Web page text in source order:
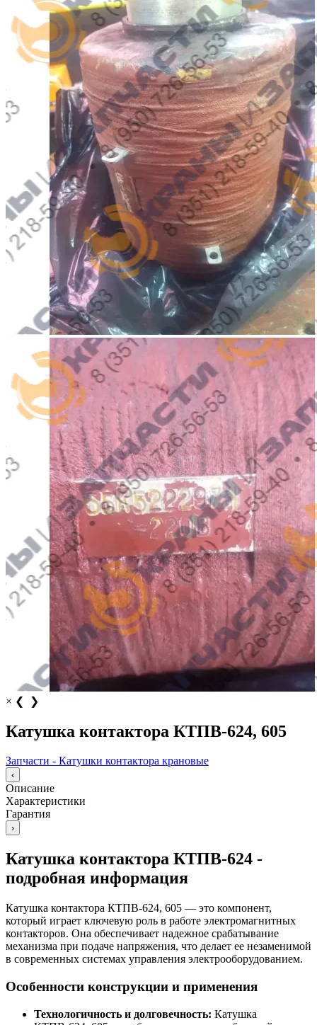
× ❮ ❯
Катушка контактора КТПВ-624, 605
Запчасти - Катушки контактора крановые
‹
Описание
Характеристики
Гарантия
›
Катушка контактора КТПВ-624 -
подробная информация
Катушка контактора КТПВ-624, 605 — это компонент,
который играет ключевую роль в работе электромагнитных
контакторов. Она обеспечивает надежное срабатывание
механизма при подаче напряжения, что делает ее незаменимой
в современных системах управления электрооборудованием.
Особенности конструкции и применения
Технологичность и долговечность: Катушка